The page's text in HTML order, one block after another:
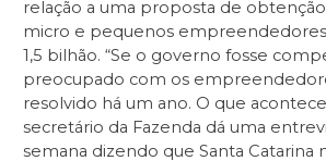
relação a uma proposta de
micro e pequenos
1,5 bilhão. “Se o governo fosse
preocupado com os
resolvido há um ano. O que
secretário da Fazenda dá uma
semana dizendo que Santa Catarina